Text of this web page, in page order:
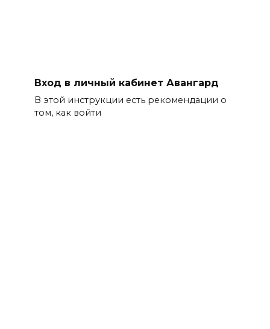
Вход в личный кабинет Авангард
В этой инструкции есть рекомендации о
том, как войти